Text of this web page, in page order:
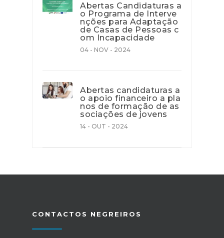
Abertas Candidaturas a
o Programa de Interve
nções para Adaptação
de Casas de Pessoas c
om Incapacidade
04 - NOV - 2024
Abertas candidaturas a
o apoio financeiro a pla
nos de formação de as
sociações de jovens
14 - OUT - 2024
CONTACTOS NEGREIROS